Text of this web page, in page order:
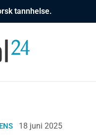
tannhelse.
18 juni 2025